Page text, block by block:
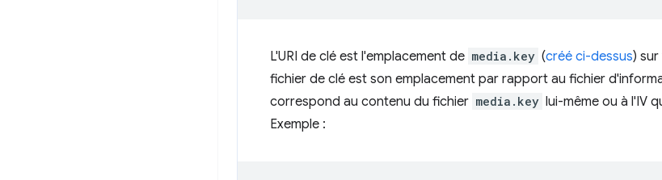
L'URI de clé est l'emplacement de media.key (créé ci-dessus)
fichier de clé est son emplacement par rapport au fichier
correspond au contenu du fichier media.key lui-même ou à l'IV
Exemple :